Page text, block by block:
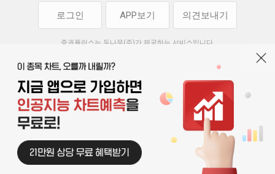
로그인 APP보기 의견보내기
증권플러스는 두나무(주)가 제공하는 서비스입니다.
투자 참고사항이며, 정보 제공 과정에서 오류나 지연이 발생할 수 있습니다.
두나무(주)는 제공된 정보에 의한 투자 결과에 대하여 법적인 책임을
부담하지 않습니다. 본 서비스에서 제공되는 정보의 무단 배포를 금합니다.
이용약관 | 청소년보호정책 개인정보처리방침
기사배열 기본방침 | 고객센터 |
오픈소스 라이선스
서울특별시 서초구 강남대로 369, 15층
사업자 등록번호 119-86-54968
|
기사배열 책임자 : 박동규
© 두나무 주식회사